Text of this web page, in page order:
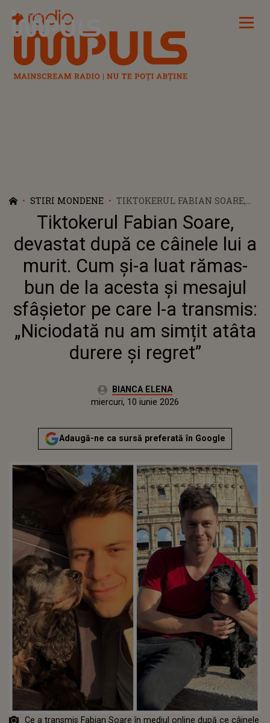
Radio Impuls
STIRI MONDENE
TIKTOKERUL FABIAN SOARE,
DEVASTAT DUPĂ CE CÂINELE
LUI A MURIT. CUM ȘI-A LUAT
RĂMAS-BUN DE LA ACESTA ȘI
MESAJUL SFÂȘIETOR PE CARE
L-A TRANSMIS: „NICIODATĂ NU
AM SIMȚIT ATÂTA DURERE ȘI
REGRET”
Tiktokerul Fabian Soare,
devastat după ce câinele lui a
murit. Cum și-a luat rămas-
bun de la acesta și mesajul
sfâșietor pe care l-a transmis:
„Niciodată nu am simțit atâta
durere și regret”
Autor:BIANCA ELENA
miercuri, 10 iunie 2026Actualizat:
miercuri, 10 iunie 2026
Adaugă-ne ca sursă preferată în Google
Ce a transmis Fabian Soare în mediul online după ce câinele